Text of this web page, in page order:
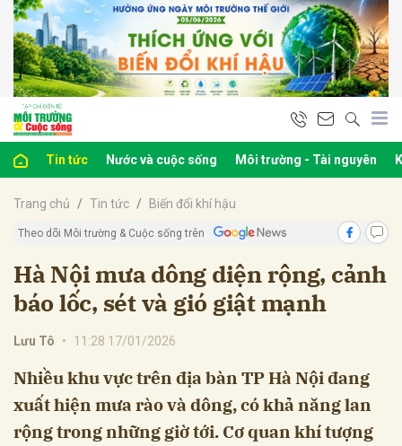
Tin tức Nước và cuộc sống Môi trường - Tài nguyên
Trang chủ Tin tức Biến đổi khí hậu
Theo dõi Môi trường & Cuộc sống trên
Hà Nội mưa dông diện rộng, cảnh
báo lốc, sét và gió giật mạnh
Lưu Tô • 11:28 17/01/2026
Nhiều khu vực trên địa bàn TP Hà Nội đang
xuất hiện mưa rào và dông, có khả năng lan
rộng trong những giờ tới. Cơ quan khí tượng
luận
Hủy